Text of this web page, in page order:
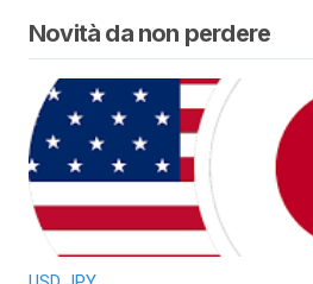
Novità da non perdere